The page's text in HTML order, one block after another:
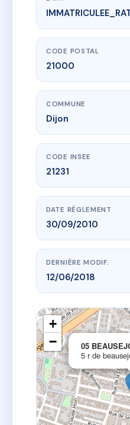
www.vme.plus/
05
5 r de beausejour
CODE POSTAL
21000
COMMUNE
Dijon
CODE INSEE
21231
DATE RÈGLEMENT
30/09/2010
DERNIÈRE MODIF.
12/06/2018
05
5 r de
+
−